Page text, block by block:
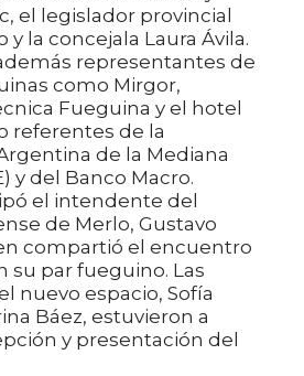
el legislador provincial
y la concejala Laura Ávila.
representantes de
como Mirgor,
Fueguina y el hotel
referentes de la
de la Mediana
y del Banco Macro.
el intendente del
de Merlo, Gustavo
compartió el encuentro
su par fueguino. Las
nuevo espacio, Sofía
Báez, estuvieron a
y presentación del